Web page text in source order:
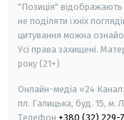
"Позиція" відображають
не поділяти їхніх
цитування можна
Усі права захищені.
року (21+)
Онлайн-медіа «24
пл. Галицька, буд. 15, м.
Телефон +380 (32) 229-